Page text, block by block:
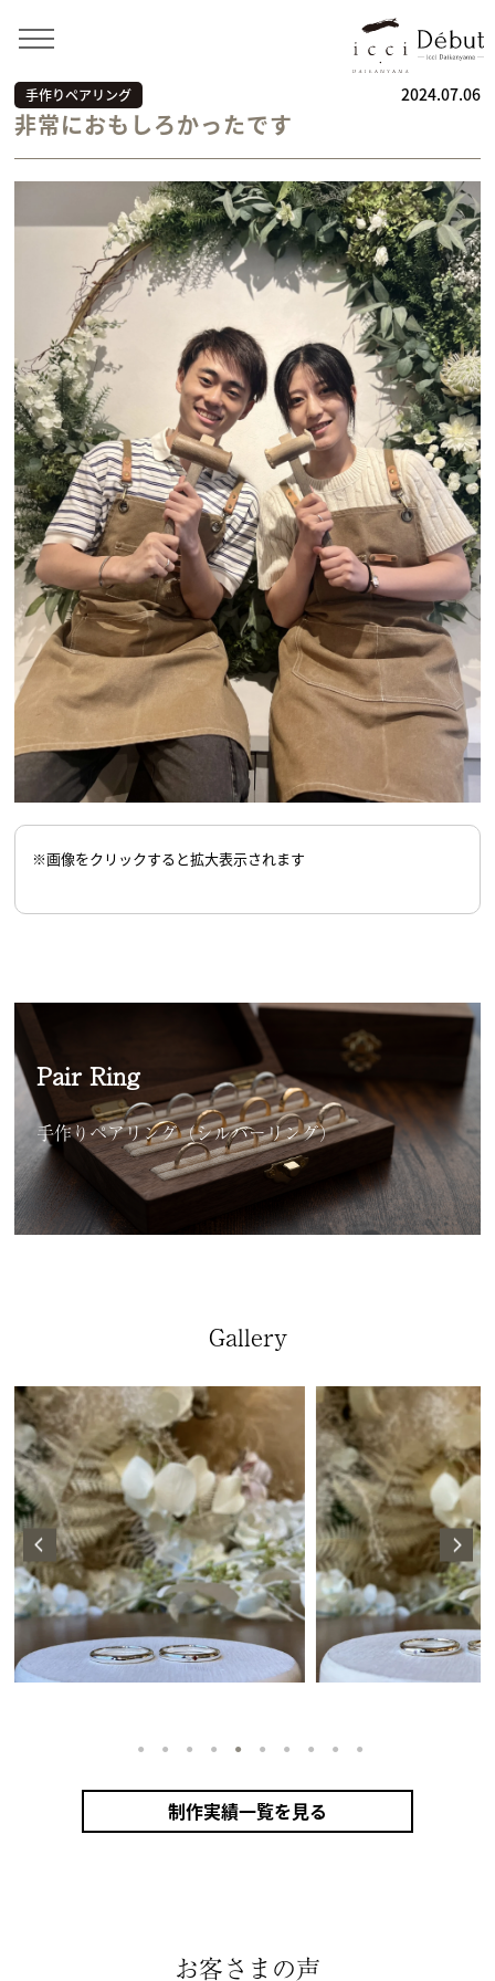
Home > 非常におもし
ろかったです
手作りペアリング 2024.07.06
非常におもしろかったです
※画像をクリックすると拡大表示されます
Pair Ring
手作りペアリング（シルバーリング）
Gallery
1 2 3 4 5 6 7 8 9 10
制作実績一覧を見る
お客さまの声